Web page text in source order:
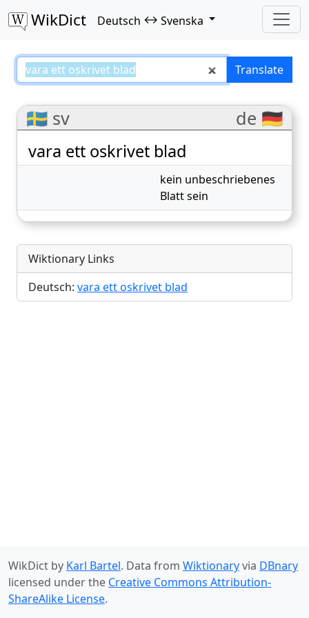
WikDict Deutsch ↔ Svenska
vara ett oskrivet blad – Translate
🇸🇪 sv de 🇩🇪
vara ett oskrivet blad
kein unbeschriebenes
Blatt sein
Wiktionary Links
Deutsch: vara ett oskrivet blad
WikDict by Karl Bartel. Data from Wiktionaryvia DBnary
licensed under the Creative Commons Attribution-
ShareAlike License.